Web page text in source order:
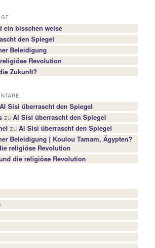
ein bisschen weise
den Spiegel
Beleidigung
Revolution
Zukunft?
Al Sisi überrascht den Spiegel
zu Al Sisi überrascht den Spiegel
zu Al Sisi überrascht den Spiegel
Beleidigung | Koulou Tamam, Ägypten?
religiöse Revolution
die religiöse Revolution